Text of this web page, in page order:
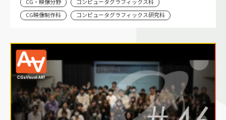
CG映像制作科
コンピュータグラフィックス研究科